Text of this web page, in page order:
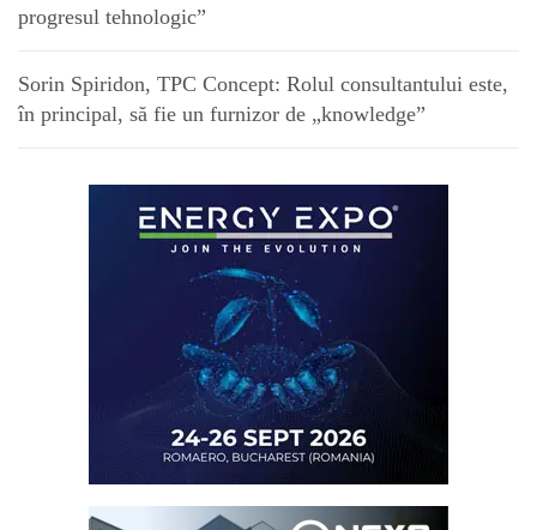
progresul tehnologic”
Sorin Spiridon, TPC Concept: Rolul consultantului este,
în principal, să fie un furnizor de „knowledge”